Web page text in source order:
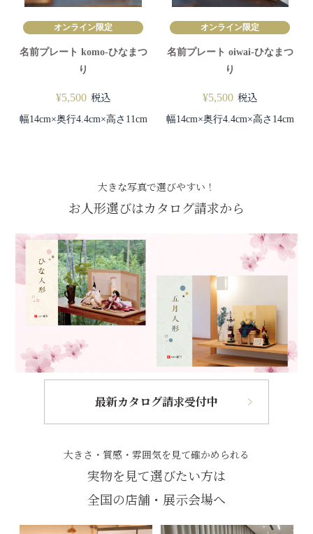
オンライン限定
名前プレート komo-ひなまつ
り
¥5,500 税込
幅14cm×奥行4.4cm×高さ11cm
オンライン限定
名前プレート oiwai-ひなまつ
り
¥5,500 税込
幅14cm×奥行4.4cm×高さ14cm
大きな写真で選びやすい！
お人形選びはカタログ請求から
最新カタログ請求受付中
大きさ・質感・雰囲気を見て確かめられる
実物を見て選びたい方は
全国の店舗・展示会場へ